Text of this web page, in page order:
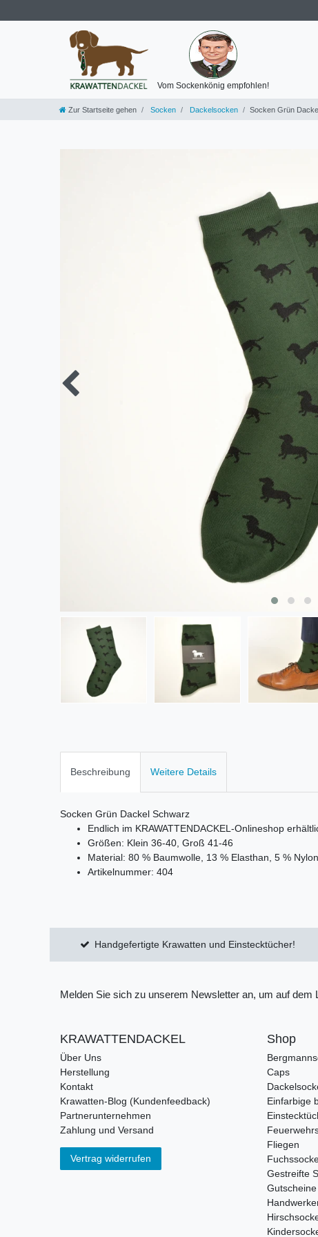
Vom Sockenkönig empfohlen!
Zur Startseite gehen Socken Dackelsocken Socken Grün
Beschreibung Weitere Details
Socken Grün Dackel Schwarz
Endlich im KRAWATTENDACKEL-Onlineshop
Größen: Klein 36-40, Groß 41-46
Material: 80 % Baumwolle, 13 % Elasthan, 5 %
Artikelnummer: 404
Handgefertigte Krawatten und Einstecktücher!
Melden Sie sich zu unserem Newsletter an, um auf dem
KRAWATTENDACKEL
Über Uns
Herstellung
Kontakt
Krawatten-Blog (Kundenfeedback)
Partnerunternehmen
Zahlung und Versand
Vertrag widerrufen
Shop
Caps
Einfarbige
Fliegen
Gestreifte
Gutscheine